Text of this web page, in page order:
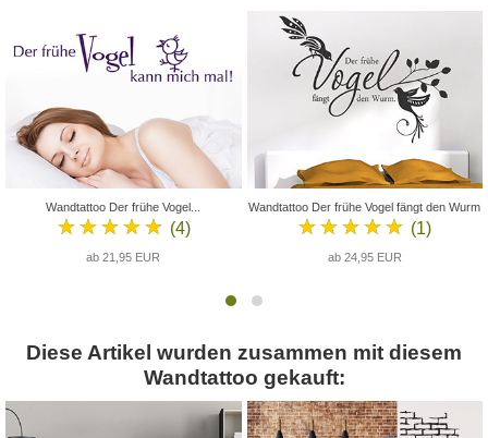
Wandtattoo Der frühe Vogel...
★★★★★ (4)
ab 21,95 EUR
Wandtattoo Der frühe Vogel fängt den Wurm
★★★★★ (1)
ab 24,95 EUR
Diese Artikel wurden zusammen mit diesem
Wandtattoo gekauft: